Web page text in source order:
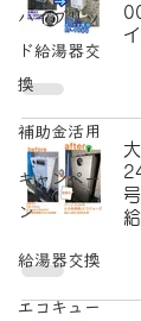
ハイブリッ
ド給湯器交
換
補助金活用
キャンペー
ン
給湯器交換
エコキュー